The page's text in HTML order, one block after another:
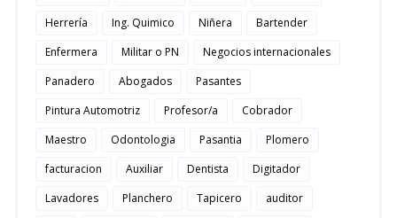
Herrería
Ing. Quimico Niñera
Bartender
Enfermera
Militar o PN
Negocios internacionales
Panadero
Abogados
Pasantes
Pintura Automotriz
Profesor/a
Cobrador
Maestro
Odontologia Pasantia
Plomero
facturacion
Auxiliar Dentista
Digitador
Lavadores
Planchero Tapicero
auditor